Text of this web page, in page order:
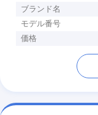
ブランド名
モデル番号
価格